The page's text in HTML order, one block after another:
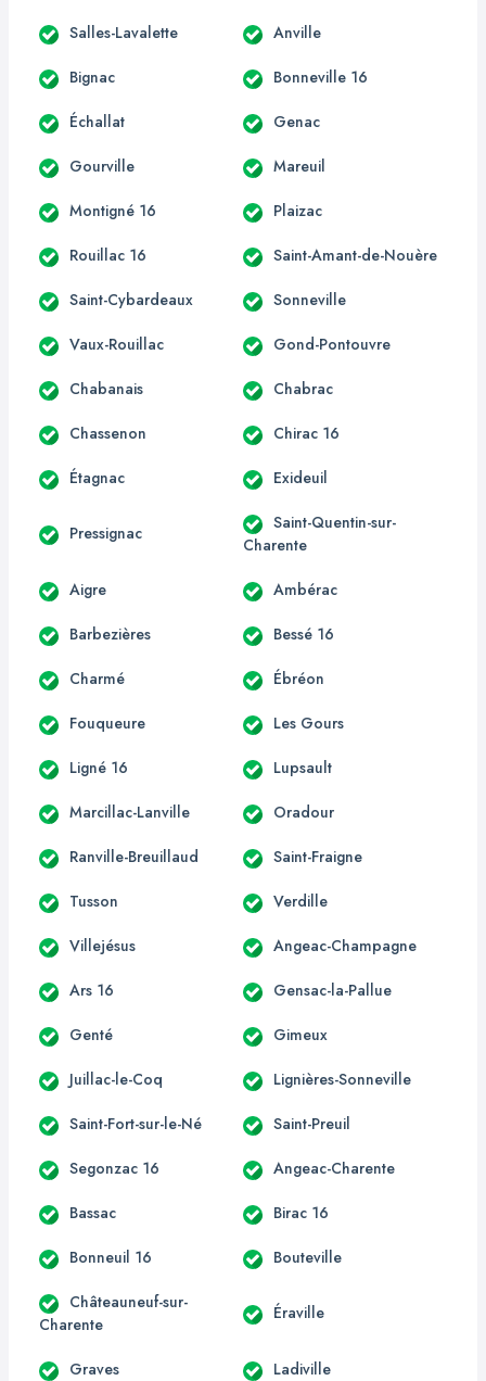
Salles-Lavalette Anville
Bignac Bonneville 16
Échallat Genac
Gourville Mareuil
Montigné 16 Plaizac
Rouillac 16 Saint-Amant-de-Nouère
Saint-Cybardeaux Sonneville
Vaux-Rouillac Gond-Pontouvre
Chabanais Chabrac
Chassenon Chirac 16
Étagnac Exideuil
Pressignac
Saint-Quentin-sur-
Charente
Aigre Ambérac
Barbezières Bessé 16
Charmé Ébréon
Fouqueure Les Gours
Ligné 16 Lupsault
Marcillac-Lanville Oradour
Ranville-Breuillaud Saint-Fraigne
Tusson Verdille
Villejésus Angeac-Champagne
Ars 16 Gensac-la-Pallue
Genté Gimeux
Juillac-le-Coq Lignières-Sonneville
Saint-Fort-sur-le-Né Saint-Preuil
Segonzac 16 Angeac-Charente
Bassac Birac 16
Bonneuil 16 Bouteville
Châteauneuf-sur-
Charente
Éraville
Graves Ladiville